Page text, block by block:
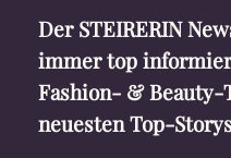
Der STEIRERIN
immer top
Fashion- & Beauty-
neuesten Top-